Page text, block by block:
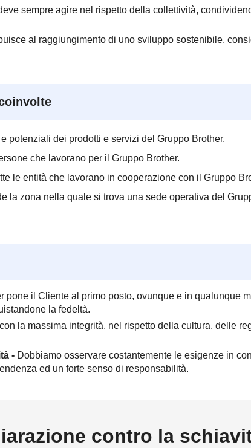
sempre agire nel rispetto della collettività,
al raggiungimento di uno sviluppo sostenibile,
potenziali dei prodotti e servizi del Gruppo Brother.
che lavorano per il Gruppo Brother.
le entità che lavorano in cooperazione con il Gruppo
la zona nella quale si trova una sede operativa del
pone il Cliente al primo posto, ovunque e in qualunque
la fedeltà.
la massima integrità, nel rispetto della cultura, delle
- Dobbiamo osservare costantemente le esigenze in
ed un forte senso di responsabilità.
contro la